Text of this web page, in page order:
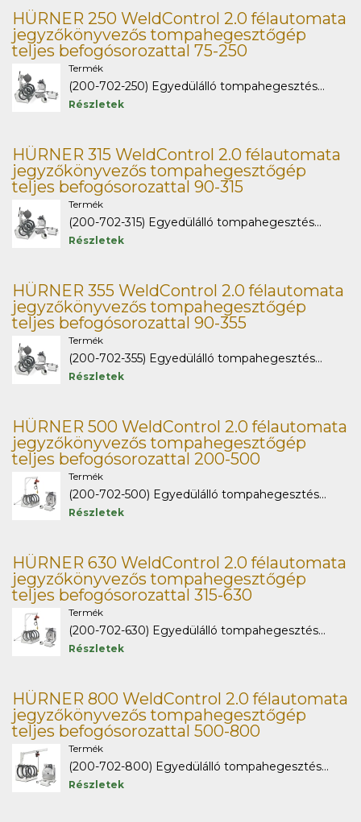
HÜRNER 250 WeldControl 2.0 félautomata
jegyzőkönyvezős tompahegesztőgép
teljes befogósorozattal 75-250
Termék
(200-702-250) Egyedülálló tompahegesztés...
Részletek
HÜRNER 315 WeldControl 2.0 félautomata
jegyzőkönyvezős tompahegesztőgép
teljes befogósorozattal 90-315
Termék
(200-702-315) Egyedülálló tompahegesztés...
Részletek
HÜRNER 355 WeldControl 2.0 félautomata
jegyzőkönyvezős tompahegesztőgép
teljes befogósorozattal 90-355
Termék
(200-702-355) Egyedülálló tompahegesztés...
Részletek
HÜRNER 500 WeldControl 2.0 félautomata
jegyzőkönyvezős tompahegesztőgép
teljes befogósorozattal 200-500
Termék
(200-702-500) Egyedülálló tompahegesztés...
Részletek
HÜRNER 630 WeldControl 2.0 félautomata
jegyzőkönyvezős tompahegesztőgép
teljes befogósorozattal 315-630
Termék
(200-702-630) Egyedülálló tompahegesztés...
Részletek
HÜRNER 800 WeldControl 2.0 félautomata
jegyzőkönyvezős tompahegesztőgép
teljes befogósorozattal 500-800
Termék
(200-702-800) Egyedülálló tompahegesztés...
Részletek